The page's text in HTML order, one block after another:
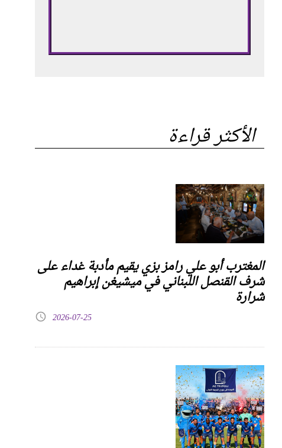
الأكثر قراءة
المغترب أبو علي رامز بزي يقيم مأدبة غداء على
شرف القنصل اللبناني في ميشيغن إبراهيم
شرارة
2026-07-25